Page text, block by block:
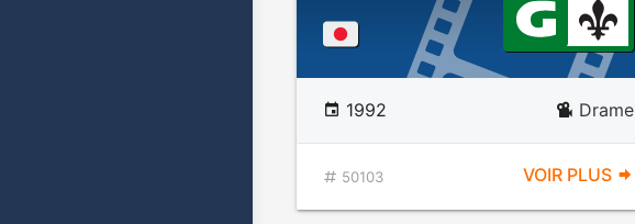
1992 Drame
50103 VOIR PLUS